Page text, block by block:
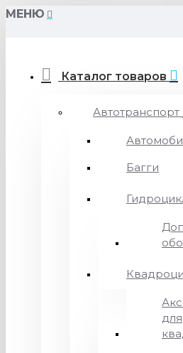
МЕНЮ
Каталог товаров
Автотранспорт
Багги
для